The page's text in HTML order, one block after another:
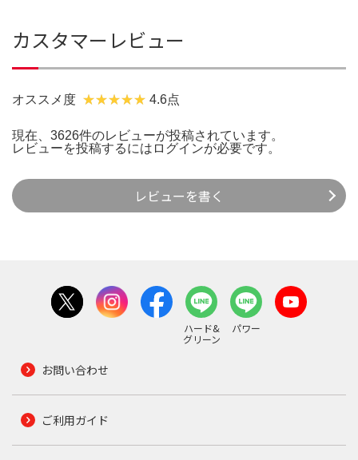
カスタマーレビュー
オススメ度 4.6点
現在、3626件のレビューが投稿されています。
レビューを投稿するには ログインが必要です。
レビューを書く
ハード&
グリーン
パワー
お問い合わせ
ご利用ガイド